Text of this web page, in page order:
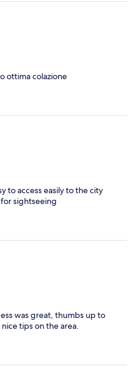
ottima colazione
to access easily to the city
sightseeing
was great, thumbs up to
tips on the area.